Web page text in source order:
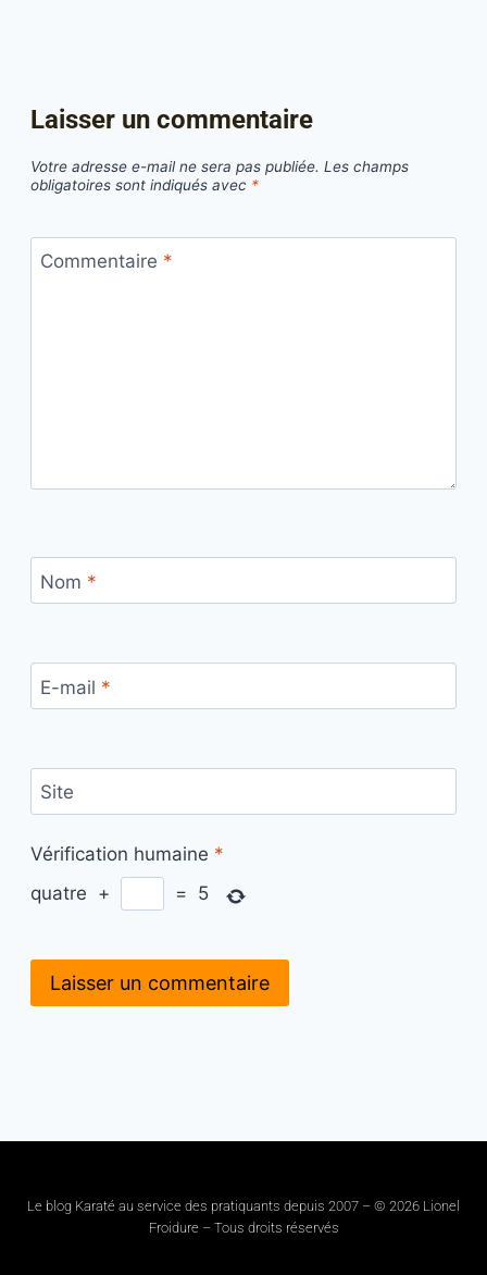
Laisser un commentaire
Votre adresse e-mail ne sera pas publiée. Les champs
obligatoires sont indiqués avec *
Commentaire *
Nom *
E-mail *
Site
Vérification humaine *
quatre + = 5
Le blog Karaté au service des pratiquants depuis 2007 – © 2026 Lionel
Froidure – Tous droits réservés